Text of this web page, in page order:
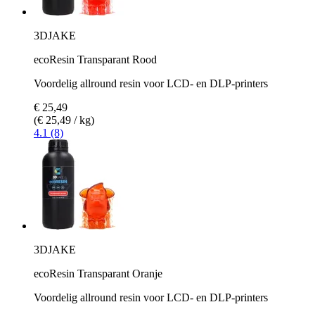
3DJAKE
ecoResin Transparant Rood
Voordelig allround resin voor LCD- en DLP-printers
€ 25,49
(€ 25,49 / kg)
4.1 (8)
3DJAKE
ecoResin Transparant Oranje
Voordelig allround resin voor LCD- en DLP-printers